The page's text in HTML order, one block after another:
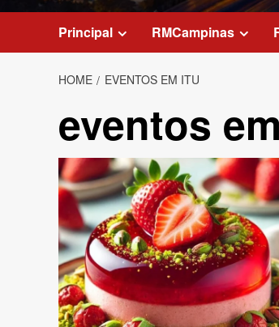
Principal RMCampinas
HOME EVENTOS EM ITU
eventos